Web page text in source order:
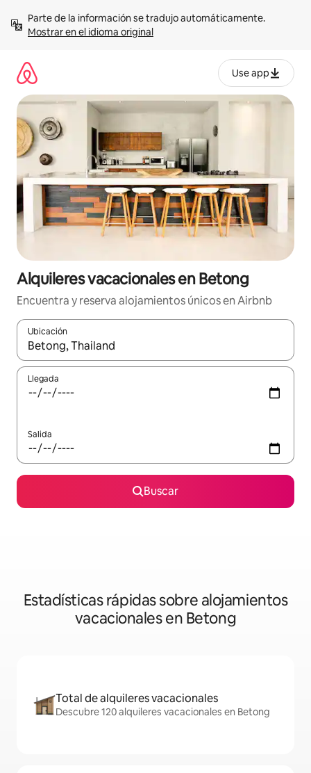
contenidoMostrar en el idioma original
Use app
Alquileres vacacionales en Betong
Encuentra y reserva alojamientos únicos en Airbnb
Ubicación
Cuando los resultados estén disponibles, navega con las
Llegada
Salida
Buscar
Estadísticas rápidas sobre alojamientos
vacacionales en Betong
Total de alquileres vacacionales
Descubre 120 alquileres vacacionales en Betong